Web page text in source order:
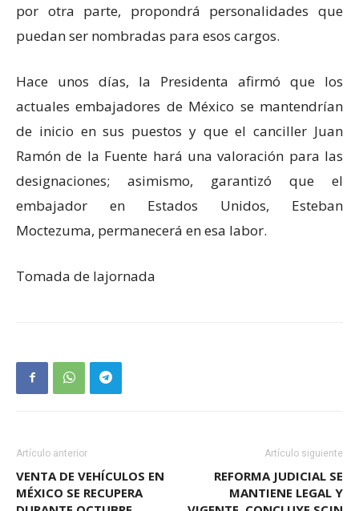
por otra parte, propondrá personalidades que
puedan ser nombradas para esos cargos.
Hace unos días, la Presidenta afirmó que los
actuales embajadores de México se mantendrían
de inicio en sus puestos y que el canciller Juan
Ramón de la Fuente hará una valoración para las
designaciones; asimismo, garantizó que el
embajador en Estados Unidos, Esteban
Moctezuma, permanecerá en esa labor.
Tomada de lajornada
Artículo anterior
VENTA DE VEHÍCULOS EN
MÉXICO SE RECUPERA
Artículo siguiente
REFORMA JUDICIAL SE
MANTIENE LEGAL Y